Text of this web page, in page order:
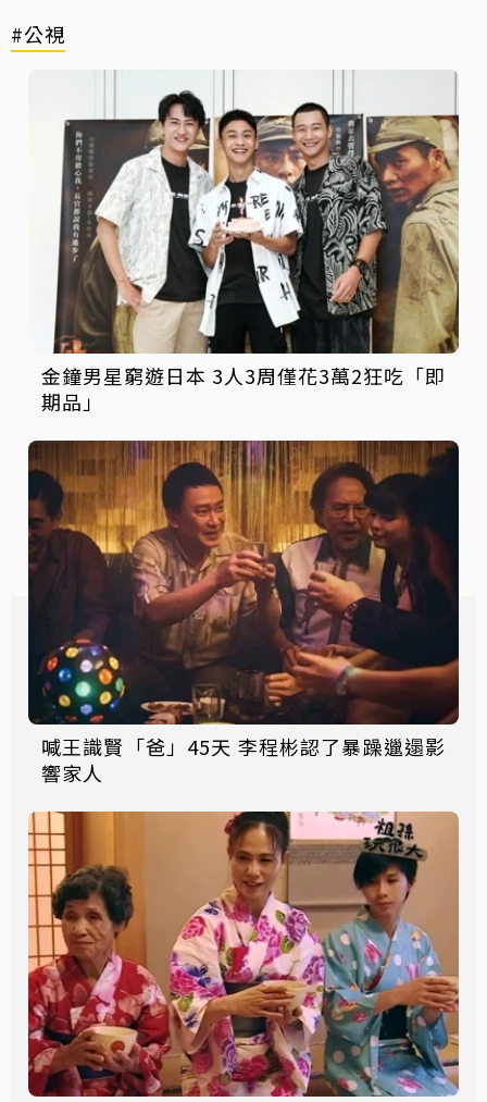
#公視
金鐘男星窮遊日本 3人3周僅花3萬2狂吃「即
期品」
喊王識賢「爸」45天 李程彬認了暴躁邋遢影
響家人